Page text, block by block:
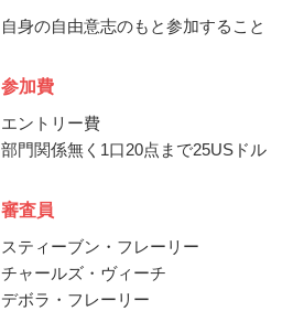
自身の自由意志のもと参加すること
参加費
エントリー費
部門関係無く1口20点まで25USドル
審査員
スティーブン・フレーリー
チャールズ・ヴィーチ
デボラ・フレーリー